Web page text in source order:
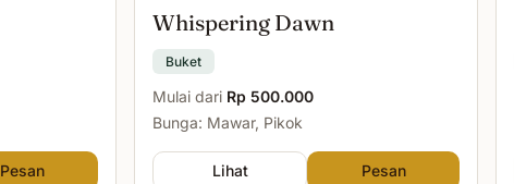
Pesan
Whispering Dawn
Buket
Mulai dari Rp 500.000
Bunga: Mawar, Pikok
Lihat Pesan